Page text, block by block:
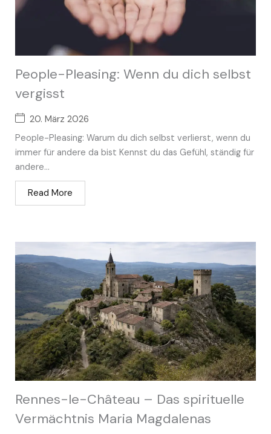
People-Pleasing: Wenn du dich selbst
vergisst
20. März 2026
People-Pleasing: Warum du dich selbst verlierst, wenn du
immer für andere da bist Kennst du das Gefühl, ständig für
andere...
Read More
Rennes-le-Château – Das spirituelle
Vermächtnis Maria Magdalenas